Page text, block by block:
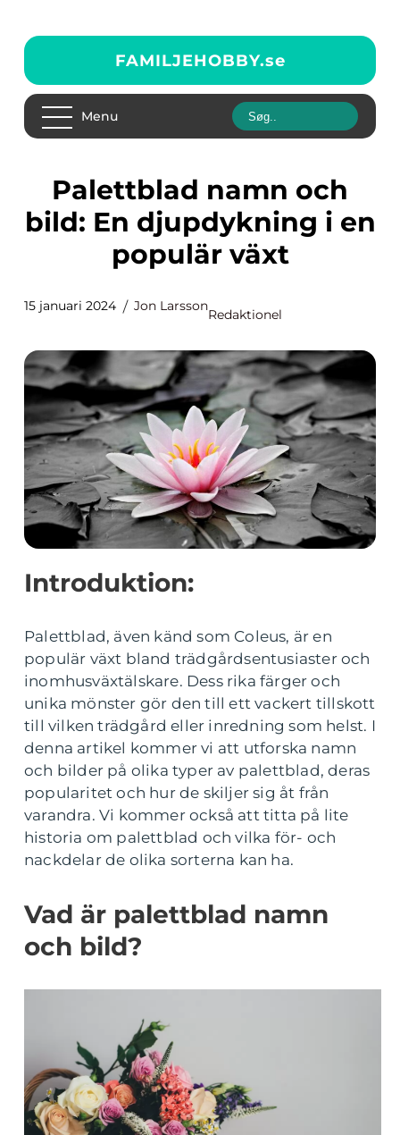
FAMILJEHOBBY.se
Menu
Palettblad namn och
bild: En djupdykning i en
populär växt
15 januari 2024 Jon Larsson
Redaktionel
Introduktion:
Palettblad, även känd som Coleus, är en
populär växt bland trädgårdsentusiaster och
inomhusväxtälskare. Dess rika färger och
unika mönster gör den till ett vackert tillskott
till vilken trädgård eller inredning som helst. I
denna artikel kommer vi att utforska namn
och bilder på olika typer av palettblad, deras
popularitet och hur de skiljer sig åt från
varandra. Vi kommer också att titta på lite
historia om palettblad och vilka för- och
nackdelar de olika sorterna kan ha.
Vad är palettblad namn
och bild?